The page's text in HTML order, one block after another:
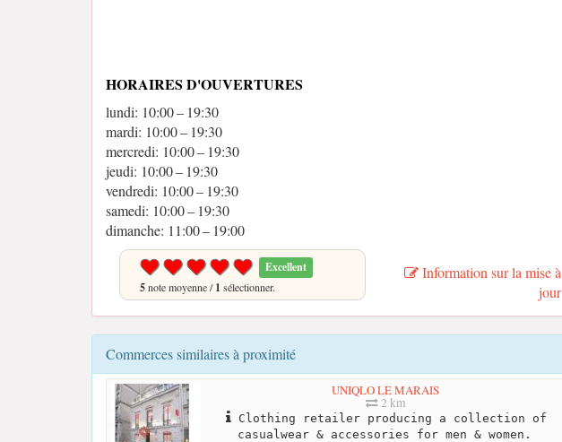
HORAIRES D'OUVERTURES
lundi: 10:00 – 19:30
mardi: 10:00 – 19:30
mercredi: 10:00 – 19:30
jeudi: 10:00 – 19:30
vendredi: 10:00 – 19:30
samedi: 10:00 – 19:30
dimanche: 11:00 – 19:00
Excellent
5note moyenne /1 sélectionner.
Information sur la mise à
jour
Commerces similaires à proximité
UNIQLO LE MARAIS
2 km
Clothing retailer producing a collection of
casualwear & accessories for men & women.